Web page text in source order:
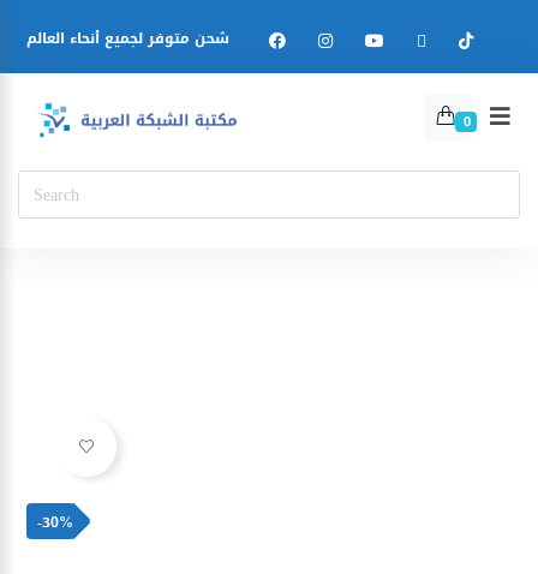
شحن متوفر لجميع أنحاء العالم
0
Ajouter à la liste d’envies
-30%